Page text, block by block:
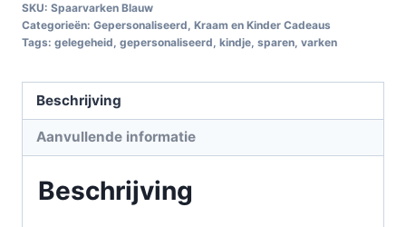
SKU: Spaarvarken Blauw
Categorieën: Gepersonaliseerd, Kraam en Kinder Cadeaus
Tags: gelegeheid, gepersonaliseerd, kindje, sparen, varken
Beschrijving
Aanvullende informatie
Beschrijving